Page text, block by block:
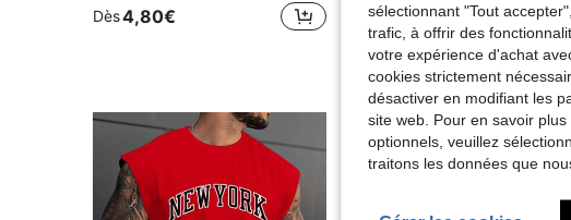
Dès4,80€ #1 BEST-SELLERS de Tous T-shirts pour hommes
Dès5,48€ 5,84€
sélectionnant "Tout
trafic, à offrir des
votre expérience d'achat
cookies strictement
désactiver en modifiant les
site web. Pour en savoir
optionnels, veuillez
traitons les données que